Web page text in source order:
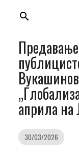
search
априла на
30/03/2026